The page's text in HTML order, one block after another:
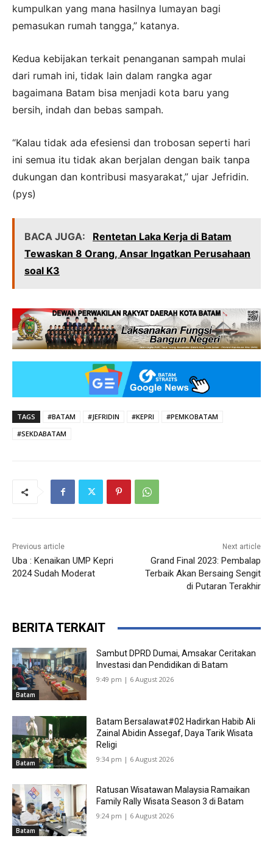
kumpulkan yang mana hasilnya lumayan bagi
pemasukan rumah tangga,” katanya.
Kedua kebijakan terkait penanganan sampah mulai
dari rumah ini, tidak lain dalam rangka agar
bagaimana Batam bisa menjadi kota baru yang
bersih, indah dan bebas sampah.
“Kalau tidak ada efesiensi dan trobosan seperti hari
ini semua itu tidak akan berjalan dengan baik tanpa
dukungan dan kontribusi masyarakat,” ujar Jefridin.
(pys)
BACA JUGA:
Rentetan Laka Kerja di Batam
Tewaskan 8 Orang, Ansar Ingatkan Perusahaan
soal K3
TAGS #BATAM #JEFRIDIN #KEPRI
#PEMKOBATAM
#SEKDABATAM
Previous article
Uba : Kenaikan UMP Kepri
2024 Sudah Moderat
Next article
Grand Final 2023: Pembalap
Terbaik Akan Bersaing Sengit
di Putaran Terakhir
BERITA TERKAIT
Batam
Sambut DPRD Dumai, Amsakar Ceritakan
Investasi dan Pendidikan di Batam
9:49 pm | 6 August 2026
Batam
Batam Bersalawat#02 Hadirkan Habib Ali
Zainal Abidin Assegaf, Daya Tarik Wisata
Religi
9:34 pm | 6 August 2026
Batam
Ratusan Wisatawan Malaysia Ramaikan
Family Rally Wisata Season 3 di Batam
9:24 pm | 6 August 2026